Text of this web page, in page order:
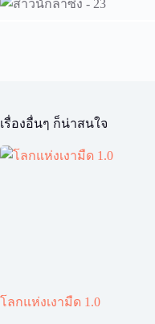
เรื่องอื่นๆ ก็น่าสนใจ
โลกแห่งเงามืด 1.0